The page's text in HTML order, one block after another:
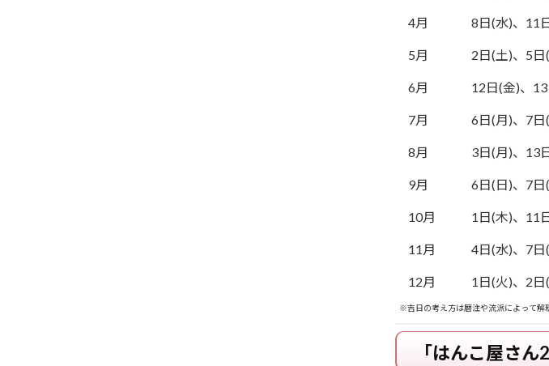
4月 8日(水)、11
5月 2日(土)、5
6月 12日(金)、
7月 6日(月)、7
8月 3日(月)、13
9月 6日(日)、7
10月 1日(木)、11
11月 4日(水)、7
12月 1日(火)、2
※吉日の考え方は暦注や流派によって解
「はんこ屋さ